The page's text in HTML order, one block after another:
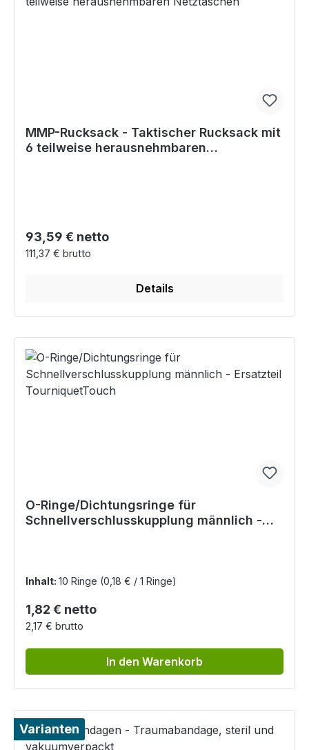
MMP-Rucksack - Taktischer Rucksack mit
6 teilweise herausnehmbaren
Regulärer Preis:
93,59 € netto
111,37 € brutto
Details
O-Ringe/Dichtungsringe für
Schnellverschlusskupplung männlich -
Inhalt: 10 Ringe (0,18 € / 1 Ringe)
Regulärer Preis:
1,82 € netto
2,17 € brutto
In den Warenkorb
Varianten